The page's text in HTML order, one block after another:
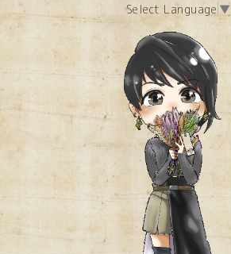
Select Language ▼